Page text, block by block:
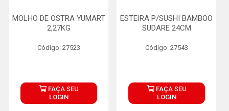
MOLHO DE OSTRA YUMART
2,27KG
Código: 27523
FAÇA SEU
LOGIN
ESTEIRA P/SUSHI BAMBOO
SUDARE 24CM
Código: 27543
FAÇA SEU
LOGIN